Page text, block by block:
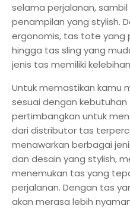
selama perjalanan,
penampilan yang stylish.
ergonomis, tas tote yang
hingga tas sling yang
jenis tas memiliki
Untuk memastikan kamu
sesuai dengan kebutuhan
pertimbangkan untuk
dari distributor tas
menawarkan berbagai
dan desain yang stylish,
menemukan tas yang
perjalanan. Dengan tas
akan merasa lebih